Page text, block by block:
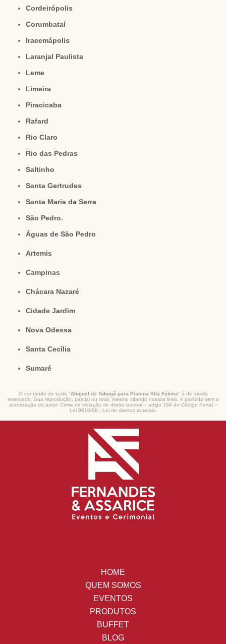
Cordeirópolis
Corumbataí
Iracemápolis
Laranjal Paulista
Leme
Limeira
Piracicaba
Rafard
Rio Claro
Rio das Pedras
Saltinho
Santa Gertrudes
Santa Maria da Serra
São Pedro.
Águas de São Pedro
Artemis
Campinas
Chácara Nazaré
Cidade Jardim
Nova Odessa
Santa Cecília
Sumaré
O conteúdo do texto "Aluguel de Tobogã para Piscina Vila Fátima" é de direito
reservado. Sua reprodução, parcial ou total, mesmo citando nossos links, é proibida sem a
autorização do autor. Crime de violação de direito autoral – artigo 184 do Código Penal –
Lei 9610/98 - Lei de direitos autorais.
HOME
QUEM SOMOS
EVENTOS
PRODUTOS
BUFFET
BLOG